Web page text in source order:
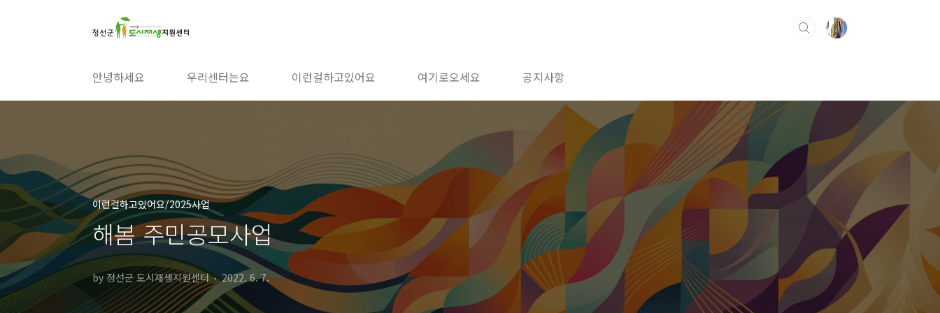
안녕하세요 우리센터는요 이런걸하고있어요 여기로오세요 공지사항
이런걸하고있어요/2025사업
해봄 주민공모사업
by 정선군 도시재생지원센터 2022. 6. 7.